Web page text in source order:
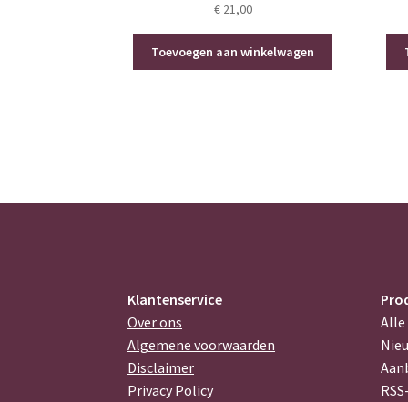
€21,00
Toevoegen aan winkelwagen
Klantenservice
Over ons
Algemene voorwaarden
Disclaimer
Privacy Policy
Alle